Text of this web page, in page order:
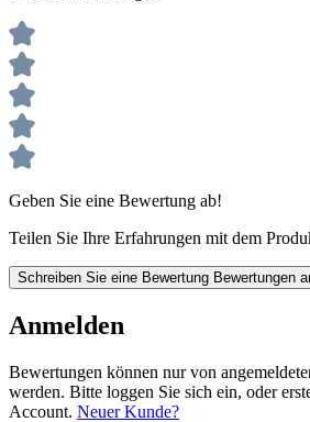
Geben Sie eine Bewertung ab!
Teilen Sie Ihre Erfahrungen mit dem
Schreiben Sie eine Bewertung Bewertungen
Anmelden
Bewertungen können nur von
werden. Bitte loggen Sie sich ein, oder
Account. Neuer Kunde?